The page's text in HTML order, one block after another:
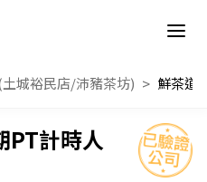
城裕民店/沛豬茶坊)
PT計時人